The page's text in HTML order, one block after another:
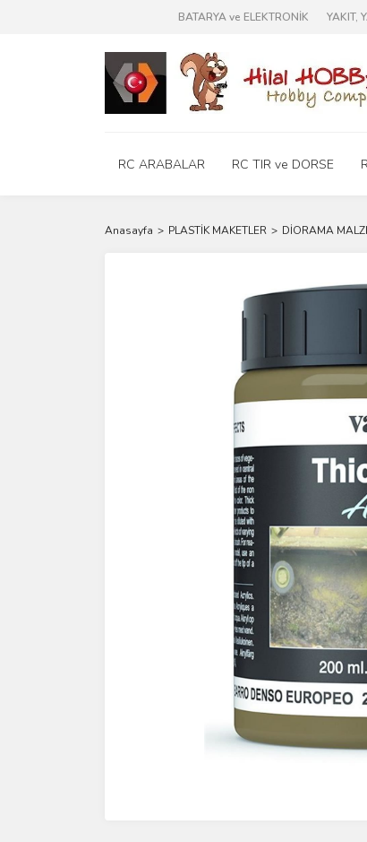
BATARYA ve ELEKTRONİK YAKIT,
RC ARABALAR RC TIR ve DORSE
Anasayfa PLASTİK MAKETLER DİORAMA